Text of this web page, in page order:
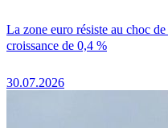
La zone euro résiste au choc
croissance de 0,4 %
30.07.2026